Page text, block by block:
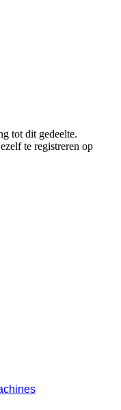
tot dit gedeelte.
te registreren op